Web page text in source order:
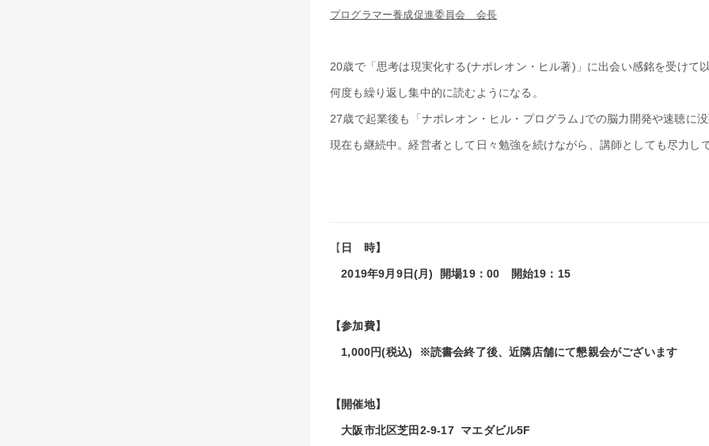
プログラマー養成促進委員会 会長
20歳で「思考は現実化する(ナポレオン・ヒル著)」に出会い感銘を受けて以
何度も繰り返し集中的に読むようになる。
27歳で起業後も「ナポレオン・ヒル・プログラム｣での脳力開発や速聴に没
現在も継続中。経営者として日々勉強を続けながら、講師としても尽力して
【 日 時】
2019年9月9日(月) 開場19：00 開始19：15
【参加費】
1,000円(税込) ※読書会終了後、近隣店舗にて懇親会がございます
【開催地】
大阪市北区芝田2-9-17 マエダビル5F